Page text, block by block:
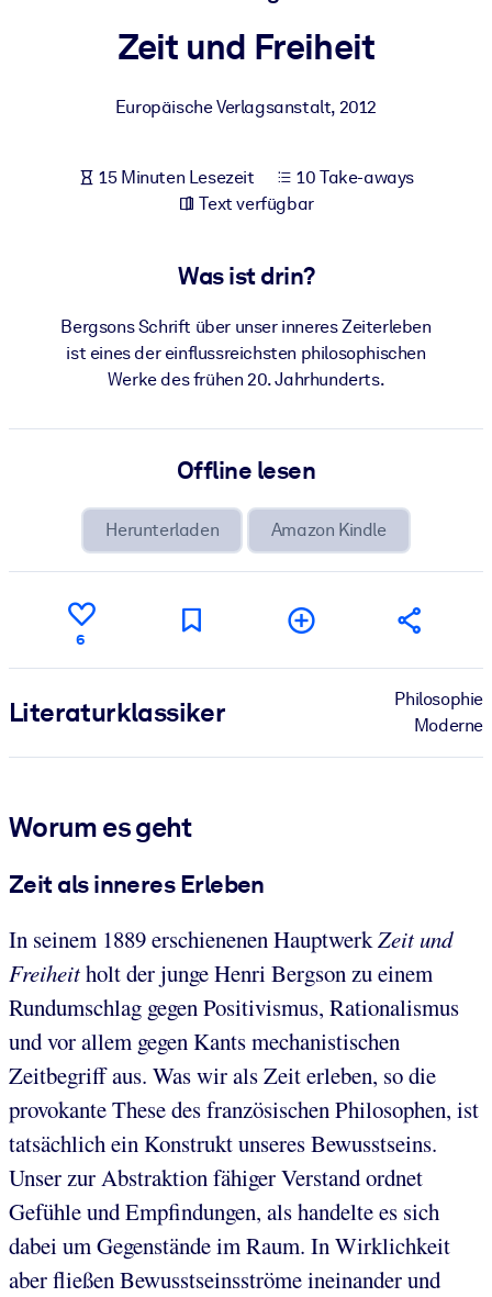
Bauen Sie eine gesunde und resiliente Belegschaft auf.
Integrieren Sie kompaktes, verifiziertes Wissen in Ihr LMS/LXP für
bessere Lernergebnisse.
Bereichern Sie Ihre Unternehmensbibliothek mit
Für KI-Systeme
Nutzen Sie verlässliches, strukturiertes Wissen, um die Ergebnisse
Zeit und Freiheit
Europäische Verlagsanstalt, 2012
15 Minuten Lesezeit
10 Take-aways
Text verfügbar
Was ist drin?
Bergsons Schrift über unser inneres Zeiterleben
ist eines der einflussreichsten philosophischen
Werke des frühen 20. Jahrhunderts.
Offline lesen
Herunterladen Amazon Kindle
6
Literatur­klassiker
Philosophie
Moderne
Worum es geht
Zeit als inneres Erleben
In seinem 1889 erschienenen HauptwerkZeit und
Freiheitholt der junge Henri Bergson zu einem
Rundumschlag gegen Positivismus, Rationalismus
und vor allem gegen Kants mechanistischen
Zeitbegriff aus. Was wir als Zeit erleben, so die
provokante These des französischen Philosophen, ist
tatsächlich ein Konstrukt unseres Bewusstseins.
Unser zur Abstraktion fähiger Verstand ordnet
Gefühle und Empfindungen, als handelte es sich
dabei um Gegenstände im Raum. In Wirklichkeit
aber fließen Bewusstseinsströme ineinander und